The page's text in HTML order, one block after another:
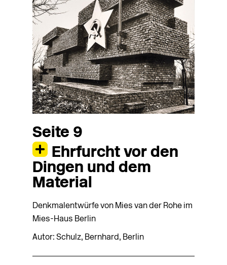
Seite 9
Ehrfurcht vor den
Dingen und dem
Material
Denkmalentwürfe von Mies van der Rohe im
Mies-Haus Berlin
Autor: Schulz, Bernhard, Berlin